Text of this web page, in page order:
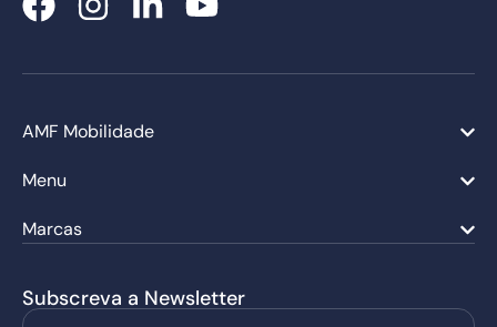
AMF Mobilidade
Menu
Marcas
Subscreva a Newsletter